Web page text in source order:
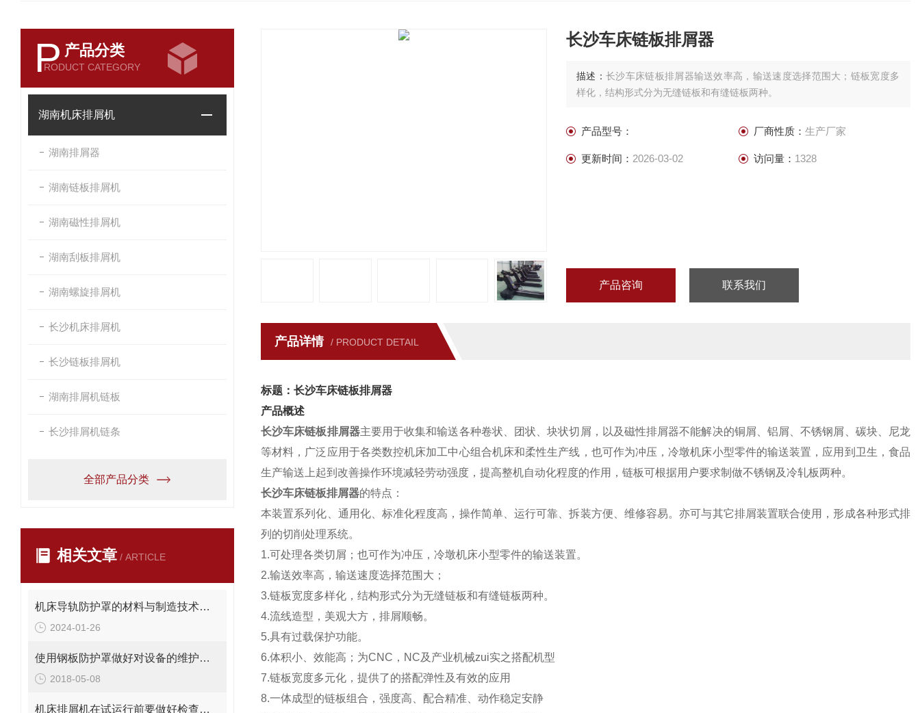
P 产品分类
RODUCT CATEGORY
湖南机床排屑机
湖南排屑器
湖南链板排屑机
湖南磁性排屑机
湖南刮板排屑机
湖南螺旋排屑机
长沙机床排屑机
长沙链板排屑机
湖南排屑机链板
长沙排屑机链条
全部产品分类
相关文章 / ARTICLE
机床导轨防护罩的材料与制造技术创新
2024-01-26
使用钢板防护罩做好对设备的维护十分重要
2018-05-08
机床排屑机在试运行前要做好检查工作
长沙车床链板排屑器
描述：长沙车床链板排屑器输送效率高，输送速度选择范围大；链板宽度多
样化，结构形式分为无缝链板和有缝链板两种。
产品型号： 厂商性质： 生产厂家
更新时间： 2026-03-02 访问量： 1328
产品咨询 联系我们
产品详情 / PRODUCT DETAIL
标题：长沙车床链板排屑器
产品概述
长沙车床链板排屑器主要用于收集和输送各种卷状、团状、块状切屑，以及磁性排屑器不能解决的铜屑、铝屑、不锈钢屑、碳块、尼龙
等材料，广泛应用于各类数控机床加工中心组合机床和柔性生产线，也可作为冲压，冷墩机床小型零件的输送装置，应用到卫生，食品
生产输送上起到改善操作环境减轻劳动强度，提高整机自动化程度的作用，链板可根据用户要求制做不锈钢及冷轧板两种。
长沙车床链板排屑器的特点：
本装置系列化、通用化、标准化程度高，操作简单、运行可靠、拆装方便、维修容易。亦可与其它排屑装置联合使用，形成各种形式排
列的切削处理系统。
1.可处理各类切屑；也可作为冲压，冷墩机床小型零件的输送装置。
2.输送效率高，输送速度选择范围大；
3.链板宽度多样化，结构形式分为无缝链板和有缝链板两种。
4.流线造型，美观大方，排屑顺畅。
5.具有过载保护功能。
6.体积小、效能高；为CNC，NC及产业机械zui实之搭配机型
7.链板宽度多元化，提供了的搭配弹性及有效的应用
8.一体成型的链板组合，强度高、配合精准、动作稳定安静